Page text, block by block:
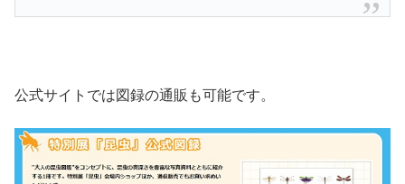
公式サイトでは図録の通販も可能です。